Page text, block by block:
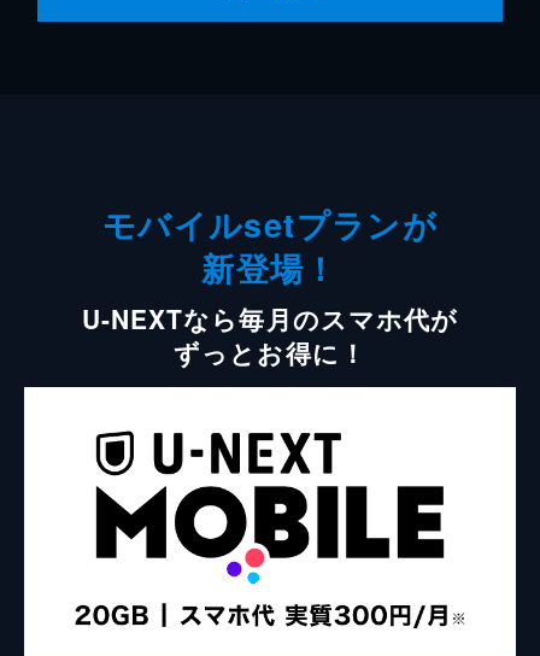
モバイルsetプランが
新登場！
U-NEXTなら毎月のスマホ代が
ずっとお得に！